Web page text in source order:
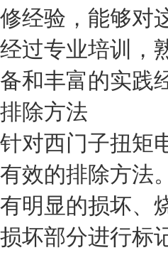
修经验，能够对
经过专业培训，
备和丰富的实践
排除方法
针对西门子扭矩
有效的排除方法
有明显的损坏、
损坏部分进行标